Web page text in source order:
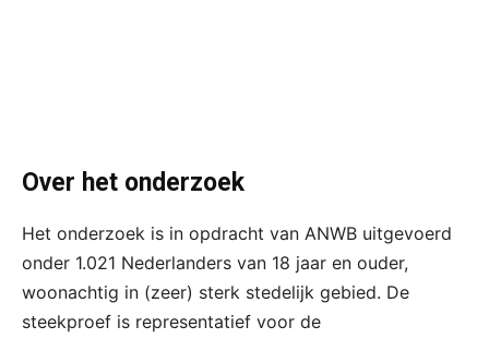
Over het onderzoek
Het onderzoek is in opdracht van ANWB uitgevoerd
onder 1.021 Nederlanders van 18 jaar en ouder,
woonachtig in (zeer) sterk stedelijk gebied. De
steekproef is representatief voor de